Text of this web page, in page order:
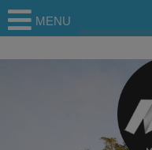
MENU